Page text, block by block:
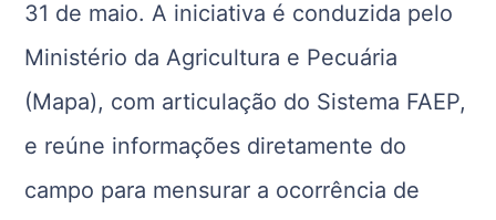
31 de maio. A iniciativa é conduzida pelo
Ministério da Agricultura e Pecuária
(Mapa), com articulação do Sistema FAEP,
e reúne informações diretamente do
campo para mensurar a ocorrência de